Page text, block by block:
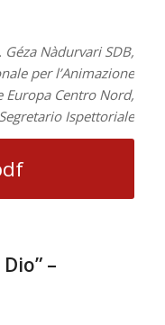
Géza Nàdurvari SDB,
per l’Animazione
Europa Centro Nord,
Ispettoriale
–